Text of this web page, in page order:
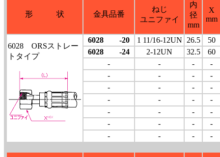
形 状 金具品番
ねじ
ユニファイ
内
径
mm
X
mm
6028 ORSストレー
トタイプ
6028 -20 1 11/16-12UN 26.5
50
6028 -24
2-12UN 32.5
60
-
- -
-
-
- -
-
-
- -
-
-
- -
-
-
- -
-
-
- -
-
-
- - -